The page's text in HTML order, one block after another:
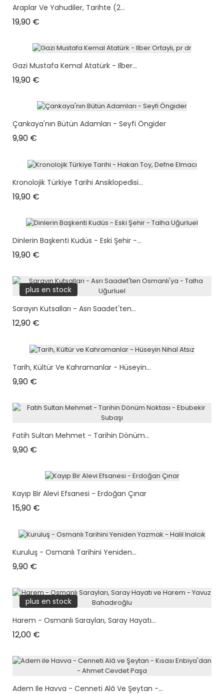
Araplar Ve Yahudiler, Tarihte (2...
19,90 €
Gazi Mustafa Kemal Atatürk - Ilber...
19,90 €
Çankaya'nın Bütün Adamları - Seyfi Öngider
9,90 €
Kronolojik Türkiye Tarihi Ansiklopedisi...
19,90 €
Dinlerin Başkenti Kudüs - Eski Şehir -...
19,90 €
plus en stock
Sarayın Kutsalları - Asrı Saadet'ten...
12,90 €
Tarih, Kültür Ve Kahramanlar - Hüseyin...
9,90 €
Fatih Sultan Mehmet - Tarihin Dönüm...
9,90 €
Kayıp Bir Alevi Efsanesi - Erdoğan Çınar
15,90 €
Kuruluş - Osmanlı Tarihini Yeniden...
9,90 €
plus en stock
Harem - Osmanlı Sarayları, Saray Hayatı...
12,00 €
Adem Ile Havva - Cenneti Alâ Ve Şeytan -...